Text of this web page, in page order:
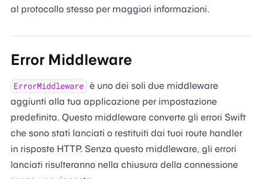
al protocollo stesso per maggiori informazioni.
Error Middleware
ErrorMiddleware è uno dei soli due middleware
aggiunti alla tua applicazione per impostazione
predefinita. Questo middleware converte gli errori Swift
che sono stati lanciati o restituiti dai tuoi route handler
in risposte HTTP. Senza questo middleware, gli errori
lanciati risulteranno nella chiusura della connessione